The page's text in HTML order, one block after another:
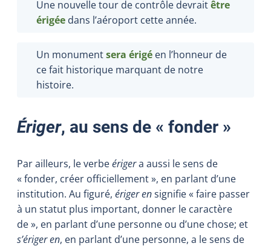
Une nouvelle tour de contrôle devraitêtre
érigée dans l’aéroport cette année.
Un monumentsera érigé en l’honneur de
ce fait historique marquant de notre
histoire.
Ériger, au sens de « fonder »
Par ailleurs, le verbeérigera aussi le sens de
« fonder, créer officiellement », en parlant d’une
institution. Au figuré, ériger ensignifie « faire passer
à un statut plus important, donner le caractère
de », en parlant d’une personne ou d’une chose; et
s’ériger en, en parlant d’une personne, a le sens de